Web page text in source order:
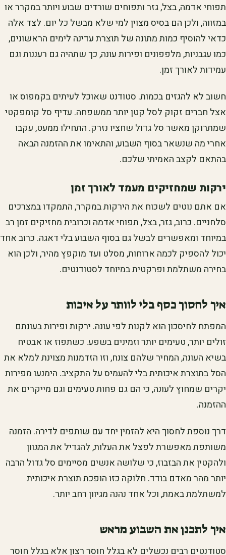
תפוחי אדמה, בצל, גזר ותפוחים שורדים שבוע ויותר במקרר או
במזווה, ולכן הם בסיס מצוין למי שלא מבשל כל יום. לצד אלה
כדאי להוסיף כמות מתונה של תוצרת עדינה לימים הראשונים,
כמו עגבניות, מלפפונים ופירות עונה, כך שתהיה גם רעננות וגם
עמידות לאורך זמן.
חשוב לא להגזים בכמות. סטודנט שאוכל לעיתים בקמפוס או
אצל חברים זקוק לסל קטן יותר ממשפחה. עדיף סל קומפקטי
שמתרוקן מאשר סל גדול שחציו נזרק. התחילו ממעט, עקבו
אחרי מה שנשאר בסוף השבוע, והתאימו את ההזמנה הבאה
בהתאם לקצב האמיתי שלכם.
ירקות שמחזיקים מעמד לאורך זמן
אם אתם נוטים לשכוח את הירקות במקרר, התמקדו במצרכים
סלחניים. כרוב, גזר, בצל, תפוחי אדמה וכרובית מחזיקים זמן רב
במיוחד ומאפשרים לבשל גם בסוף השבוע בלי דאגה. כרוב אחד
יכול להספיק לכמה ארוחות, מסלט ועד מוקפץ מהיר, ולכן הוא
בחירה משתלמת ופרקטית במיוחד לסטודנטים.
איך לחסוך כסף בלי לוותר על איכות
המפתח לחיסכון הוא לקנות לפי עונה. ירקות ופירות בעונתם
זולים יותר, טעימים יותר וזמינים בשפע. כשתפוז או אבטיח
בשיא העונה, המחיר שלהם צונח, וזו הזדמנות מצוינת למלא את
הסל בתוצרת איכותית בלי להעמיס על התקציב. הימנעו מפירות
יקרים שמחוץ לעונה, כי הם גם פחות טעימים וגם מייקרים את
ההזמנה.
דרך נוספת לחסוך היא להזמין יחד עם שותפים לדירה. הזמנה
משותפת מאפשרת לפצל את העלות, להגדיל את המגוון
ולהקטין את הבזבוז, כי שלושה אנשים מסיימים סל גדול הרבה
יותר מהר מאדם בודד. חלוקה כזו הופכת תוצרת איכותית
למשתלמת באמת, וכל אחד נהנה מגיוון רחב יותר.
איך לתכנן את השבוע מראש
סטודנטים רבים נכשלים לא בגלל חוסר רצון אלא בגלל חוסר